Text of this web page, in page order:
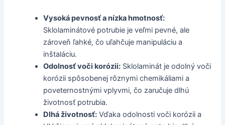
Vysoká pevnosť a nízka hmotnosť:
Sklolaminátové potrubie je veľmi pevné, ale
zároveň ľahké, čo uľahčuje manipuláciu a
inštaláciu.
Odolnosť voči korózii: Sklolaminát je odolný voči
korózii spôsobenej rôznymi chemikáliami a
poveternostnými vplyvmi, čo zaručuje dlhú
životnosť potrubia.
Dlhá životnosť: Vďaka odolnosti voči korózii a